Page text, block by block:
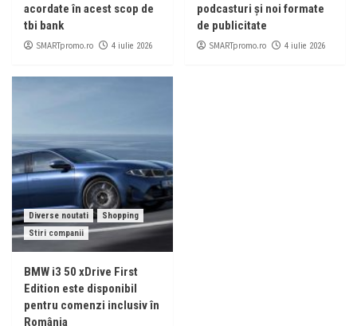
acordate în acest scop de
tbi bank
SMARTpromo.ro 4 iulie 2026
podcasturi și noi formate
de publicitate
SMARTpromo.ro 4 iulie 2026
Diverse noutati
Shopping
Stiri companii
BMW i3 50 xDrive First
Edition este disponibil
pentru comenzi inclusiv în
România